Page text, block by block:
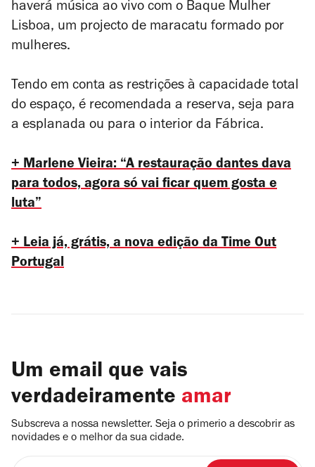
haverá música ao vivo com o Baque Mulher
Lisboa, um projecto de maracatu formado por
mulheres.
Tendo em conta as restrições à capacidade total
do espaço, é recomendada a reserva, seja para
a esplanada ou para o interior da Fábrica.
+ Marlene Vieira: “A restauração dantes dava
para todos, agora só vai ficar quem gosta e
luta”
+ Leia já, grátis, a nova edição da Time Out
Portugal
Um email que vais
verdadeiramente amar
Subscreva a nossa newsletter. Seja o primerio a descobrir as
novidades e o melhor da sua cidade.